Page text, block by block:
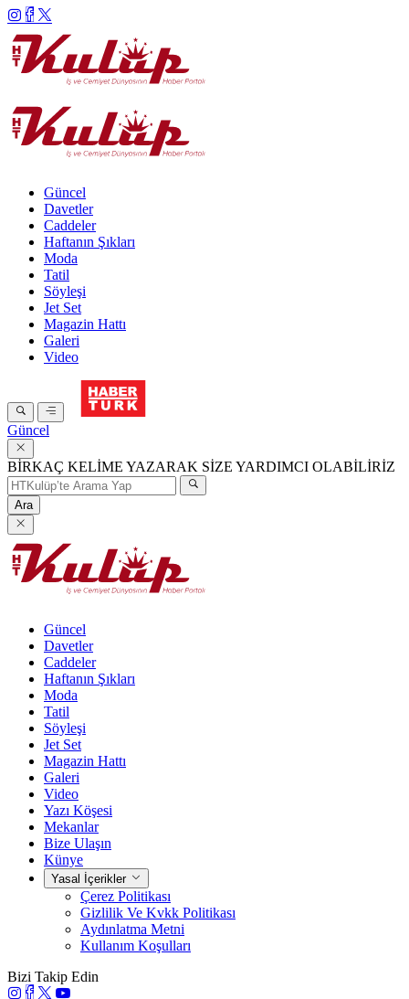
Güncel
Davetler
Caddeler
Haftanın Şıkları
Moda
Tatil
Söyleşi
Jet Set
Magazin Hattı
Galeri
Video
Güncel
BİRKAÇ KELİME YAZARAK SİZE YARDIMCI OLABİLİRİZ
Ara
Güncel
Davetler
Caddeler
Haftanın Şıkları
Moda
Tatil
Söyleşi
Jet Set
Magazin Hattı
Galeri
Video
Yazı Köşesi
Mekanlar
Bize Ulaşın
Künye
Yasal İçerikler
Çerez Politikası
Gizlilik Ve Kvkk Politikası
Aydınlatma Metni
Kullanım Koşulları
Bizi Takip Edin